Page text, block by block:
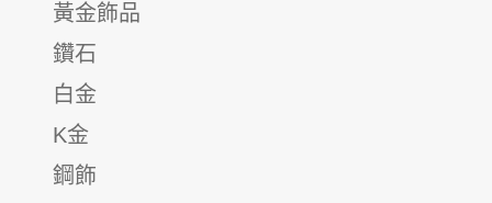
黃金飾品
鑽石
白金
K金
鋼飾